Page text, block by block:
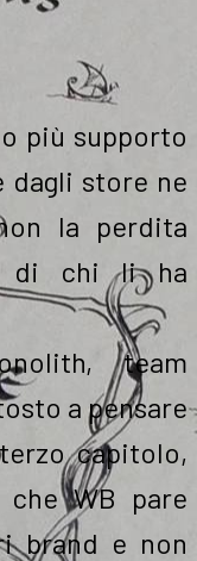
più supporto
dagli store ne
la perdita
di chi li ha
team
a pensare
capitolo,
che WB pare
brand e non